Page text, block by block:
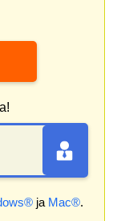
ja Mac®.